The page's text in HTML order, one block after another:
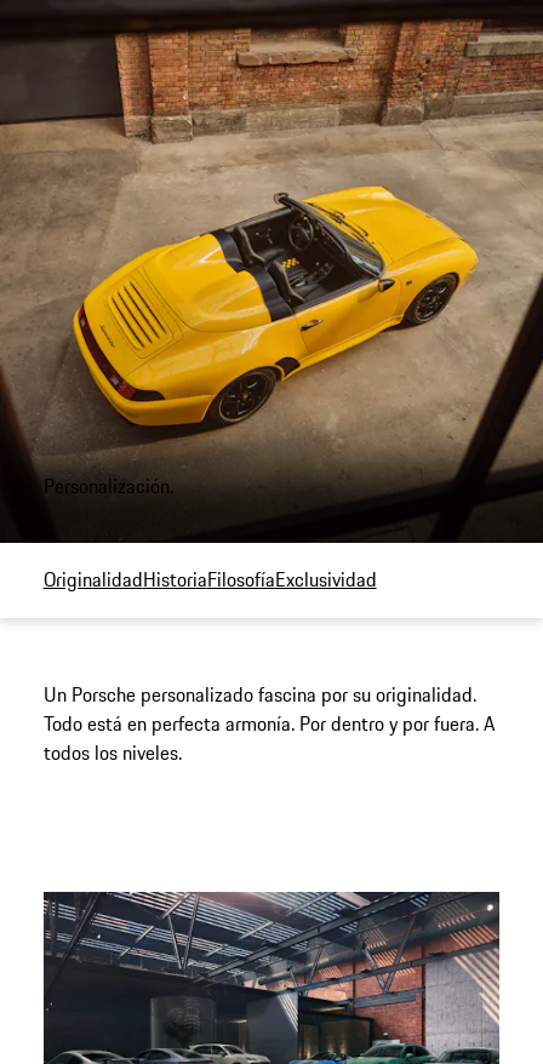
Personalización.
OriginalidadHistoriaFilosofíaExclusividad
Un Porsche personalizado fascina por su originalidad.
Todo está en perfecta armonía. Por dentro y por fuera. A
todos los niveles.